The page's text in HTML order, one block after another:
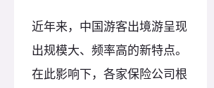
近年来，中国游客出境游呈现
出规模大、频率高的新特点。
在此影响下，各家保险公司根